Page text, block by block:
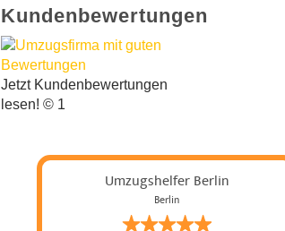
Kundenbewertungen
Jetzt Kundenbewertungen
lesen! © 1
Umzugshelfer Berlin
Berlin